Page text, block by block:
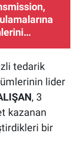
tedarik
lider
, 3
kazanan
bir